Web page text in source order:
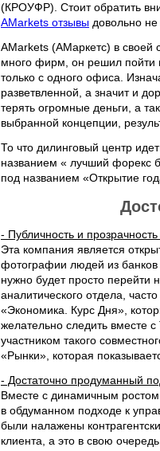
(КРОУФР). Стоит обратить
AMarkets отзывы довольно не
AMarkets (АМаркетс) в своей
много фирм, он решил пойти
только с одного офиса.
разветвленной, а значит и
терять огромные деньги, а
выбранной концепции,
То что дилинговый центр
названием « лучший форекс
под названием «Открытие
- Публичность и
Эта компания является
фотографии людей из банков
нужно будет просто перейти
аналитического отдела,
«Экономика. Курс Дня»,
желательно следить вместе
участником такого
«Рынки», которая
- Достаточно продуманный
Вместе с динамичным ростом
в обдуманном подходе к
были налажены
клиента, а это в свою